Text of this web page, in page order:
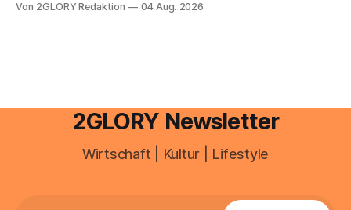
besitzt, loggt sich heute über das Vodafone E-Mail & Cloud
Von 2GLORY Redaktion 04 Aug. 2026
2GLORY Newsletter
Wirtschaft | Kultur | Lifestyle